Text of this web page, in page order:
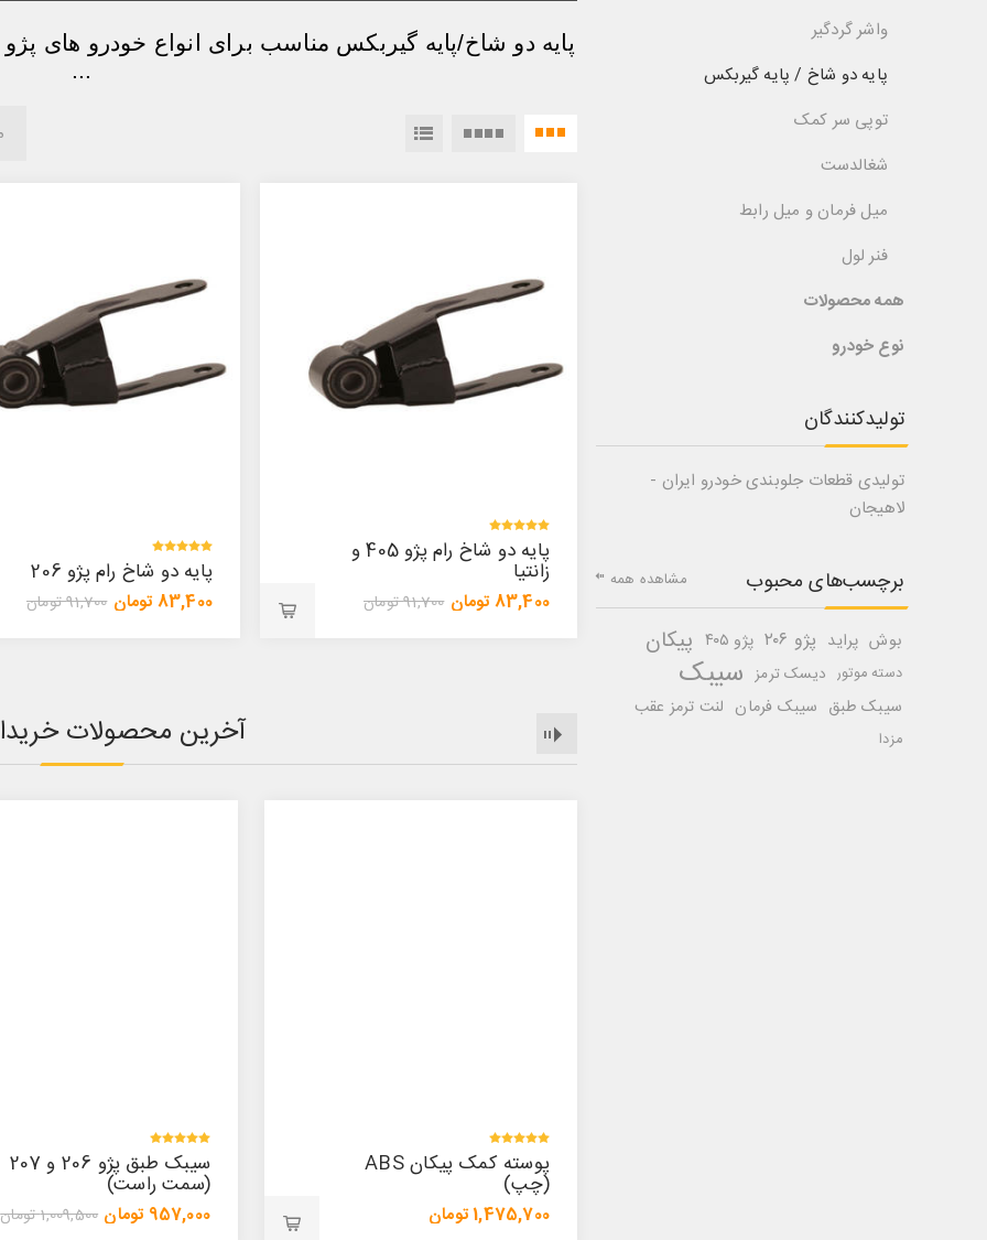
...
پایه دو شاخ رام پژو 405 و
زانتیا
83,400 تومان 91,700 تومان
پایه دو شاخ رام پژو 206
83,400 تومان 91,700 تومان
آخرین محصولات
سیبک طبق پژو 206 و 207
(سمت راست)
957,000 تومان 1,009,500 تومان
سیبک طبق پژو 206 (سمت
چپ)
957,000 تومان 1,009,500 تومان
واشر گردگیر
پایه دو شاخ / پایه گیربکس
توپی سر کمک
شغالدست
میل فرمان و میل رابط
فنر لول
همه محصولات
نوع خودرو
تولیدکنندگان
تولیدی قطعات جلوبندی خودرو ایران -
لاهیجان
برچسب‌های محبوب
بوش پراید پژو ۲۰۶ پژو ۴۰۵ پیکان
دسته موتور دیسک ترمز سیبک
سیبک طبق سیبک فرمان لنت ترمز عقب
مزدا
مشاهده همه